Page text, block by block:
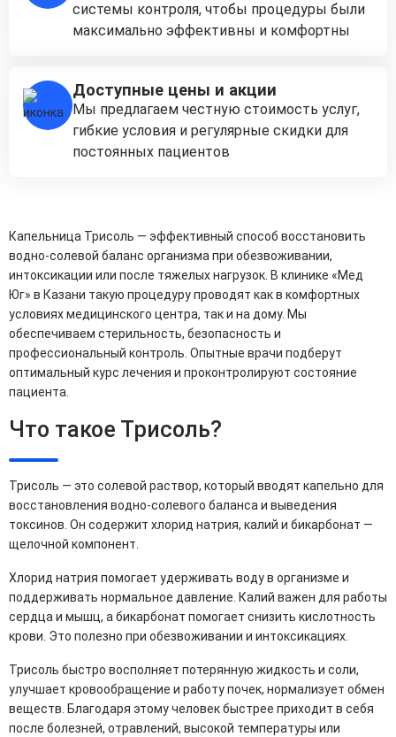
системы контроля, чтобы процедуры были
максимально эффективны и комфортны
Доступные цены и акции
Мы предлагаем честную стоимость услуг,
гибкие условия и регулярные скидки для
постоянных пациентов
Капельница Трисоль — эффективный способ восстановить
водно-солевой баланс организма при обезвоживании,
интоксикации или после тяжелых нагрузок. В клинике «Мед
Юг» в Казани такую процедуру проводят как в комфортных
условиях медицинского центра, так и на дому. Мы
обеспечиваем стерильность, безопасность и
профессиональный контроль. Опытные врачи подберут
оптимальный курс лечения и проконтролируют состояние
пациента.
Что такое Трисоль?
Трисоль — это солевой раствор, который вводят капельно для
восстановления водно-солевого баланса и выведения
токсинов. Он содержит хлорид натрия, калий и бикарбонат —
щелочной компонент.
Хлорид натрия помогает удерживать воду в организме и
поддерживать нормальное давление. Калий важен для работы
сердца и мышц, а бикарбонат помогает снизить кислотность
крови. Это полезно при обезвоживании и интоксикациях.
Трисоль быстро восполняет потерянную жидкость и соли,
улучшает кровообращение и работу почек, нормализует обмен
веществ. Благодаря этому человек быстрее приходит в себя
после болезней, отравлений, высокой температуры или